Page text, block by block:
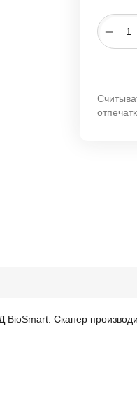
−
Сканер